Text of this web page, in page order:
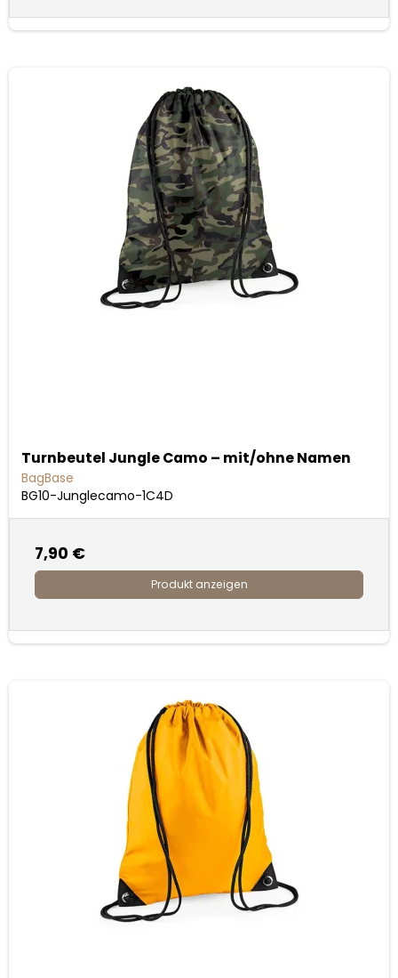
Turnbeutel Jungle Camo – mit/ohne Namen
BagBase
BG10-Junglecamo-1C4D
7,90 €
Produkt anzeigen